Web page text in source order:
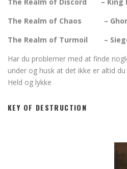
The Realm of Chaos –
The Realm of Turmoil –
Har du problemer med at finde
under og husk at det ikke er altid
Held og lykke
KEY OF DESTRUCTION